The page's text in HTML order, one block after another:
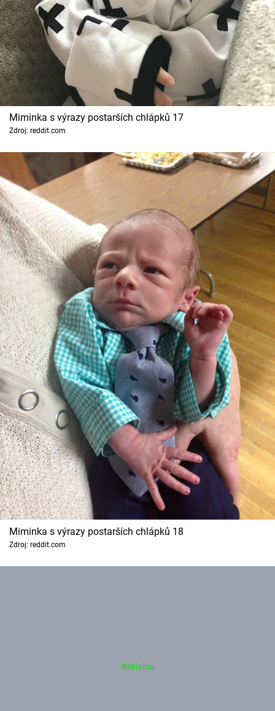
Miminka s výrazy postarších chlápků 17
Zdroj: reddit.com
Miminka s výrazy postarších chlápků 18
Zdroj: reddit.com